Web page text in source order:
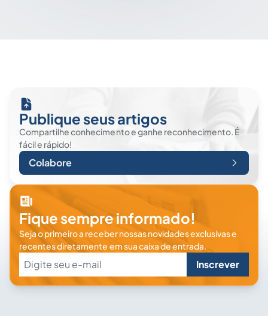
Publique seus artigos
Compartilhe conhecimento e ganhe reconhecimento. É
fácil e rápido!
Colabore
Fique sempre informado!
Seja o primeiro a receber nossas novidades exclusivas e
recentes diretamente em sua caixa de entrada.
Inscrever